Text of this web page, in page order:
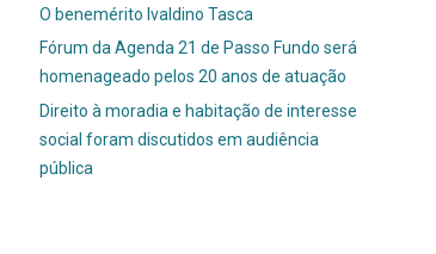
O benemérito Ivaldino Tasca
Fórum da Agenda 21 de Passo Fundo será
homenageado pelos 20 anos de atuação
Direito à moradia e habitação de interesse
social foram discutidos em audiência
pública